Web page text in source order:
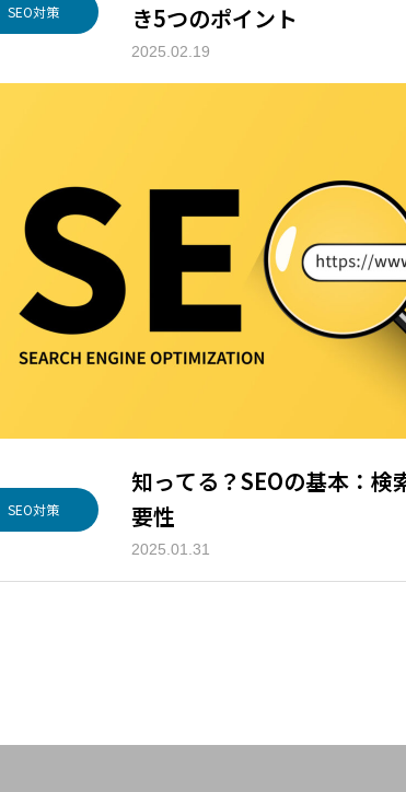
SEO対策
き5つのポイント
2025.02.19
SEO対策
知ってる？SEOの基本：検
要性
2025.01.31